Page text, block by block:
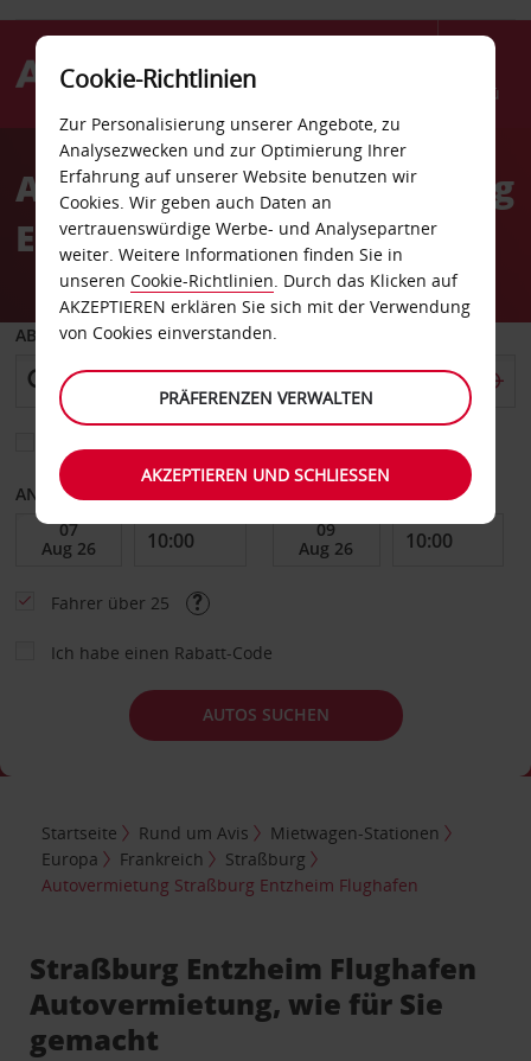
Menü
AvisAutovermietung Straßburg
Entzheim Flughafen
ABHOLEN VON
ANFANGSDATUM
Fahrer über 25
Ich habe einen Rabatt-Code
AUTOS SUCHEN
Startseite Rund um Avis
Mietwagen-Stationen
Europa
Frankreich
Straßburg
Autovermietung Straßburg Entzheim Flughafen
Straßburg Entzheim Flughafen
Autovermietung, wie für Sie
gemacht
Cookie-Richtlinien
Zur Personalisierung unserer Angebote, zu
Analysezwecken und zur Optimierung Ihrer
Erfahrung auf unserer Website benutzen wir
Cookies. Wir geben auch Daten an
vertrauenswürdige Werbe- und Analysepartner
weiter. Weitere Informationen finden Sie in
unseren Cookie-Richtlinien. Durch das Klicken auf
AKZEPTIEREN erklären Sie sich mit der Verwendung
von Cookies einverstanden.
PRÄFERENZEN VERWALTEN
AKZEPTIEREN UND SCHLIESSEN